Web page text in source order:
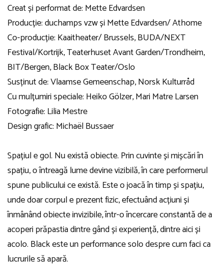
Creat și performat de: Mette Edvardsen
Producție: duchamps vzw și Mette Edvardsen/ Athome
Co-producție: Kaaitheater/ Brussels, BUDA/NEXT
Festival/Kortrijk, Teaterhuset Avant Garden/Trondheim,
BIT/Bergen, Black Box Teater/Oslo
Susținut de: Vlaamse Gemeenschap, Norsk Kulturråd
Cu mulțumiri speciale: Heiko Gölzer, Mari Matre Larsen
Fotografie: Lilia Mestre
Design grafic: Michaël Bussaer
Spațiul e gol. Nu există obiecte. Prin cuvinte și mișcări în
spațiu, o întreagă lume devine vizibilă, în care performerul
spune publicului ce există. Este o joacă în timp și spațiu,
unde doar corpul e prezent fizic, efectuând acțiuni și
înmânând obiecte invizibile, într-o încercare constantă de a
acoperi prăpastia dintre gând și experiență, dintre aici și
acolo. Black este un performance solo despre cum faci ca
lucrurile să apară.